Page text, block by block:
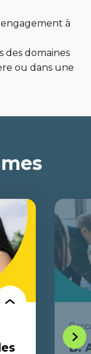
à
des domaines
ou dans une
B.
Next
item